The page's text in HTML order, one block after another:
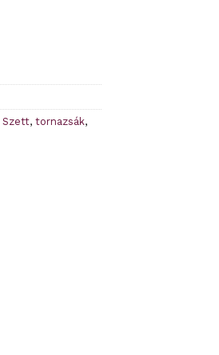
Szett, tornazsák,